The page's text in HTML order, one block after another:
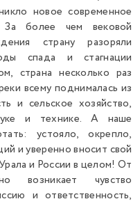
новое современное
За более чем вековой
страну разоряли
спада и стагнации
страна несколько раз
всему поднималась из
и сельское хозяйство,
и технике. А наше
устояло, окрепло,
и уверенно вносит свой
и России в целом! От
возникает чувство
и ответственность,